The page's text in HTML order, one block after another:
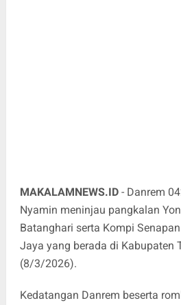
MAKALAMNEWS.ID - Danrem
Nyamin meninjau pangkalan
Batanghari serta Kompi
Jaya yang berada di Kabupaten
(8/3/2026).
Kedatangan Danrem beserta